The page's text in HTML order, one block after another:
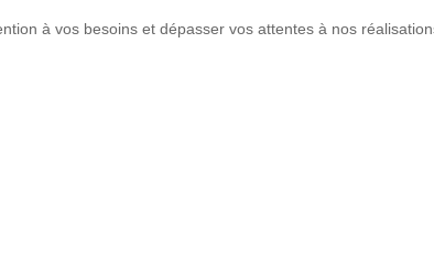
à vos besoins et dépasser vos attentes à nos